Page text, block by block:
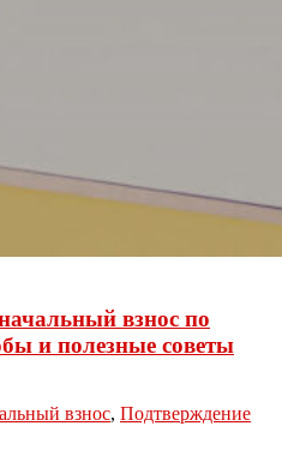
взнос по
и полезные советы
взнос, Подтверждение